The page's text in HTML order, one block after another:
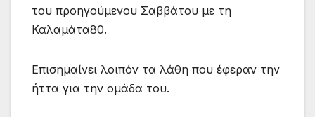
του προηγούμενου Σαββάτου με τη
Καλαμάτα80.
Επισημαίνει λοιπόν τα λάθη που έφεραν την
ήττα για την ομάδα του.